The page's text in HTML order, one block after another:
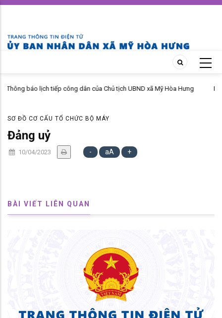
Skip
content
của Chủ tịch UBND xã Mỹ Hòa Hưng
MỸ HÒA HƯNG NÂNG CAO HIỆU
SƠ ĐỒ CƠ CẤU TỔ CHỨC BỘ MÁY
Đảng uỷ
10/04/2023 - aA +
BÀI VIẾT LIÊN QUAN